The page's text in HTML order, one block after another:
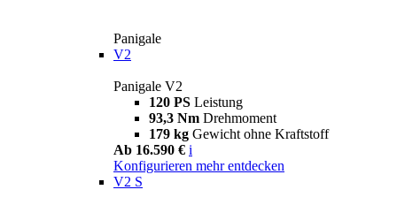
Panigale
V2
Panigale V2
120 PS Leistung
93,3 Nm Drehmoment
179 kg Gewicht ohne Kraftstoff
Ab 16.590 € i
Konfigurieren mehr entdecken
V2 S